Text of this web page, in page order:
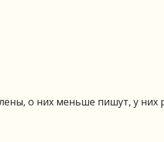
о них меньше пишут, у них